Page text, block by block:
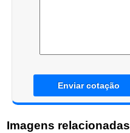
Enviar cotação
Imagens relacionadas